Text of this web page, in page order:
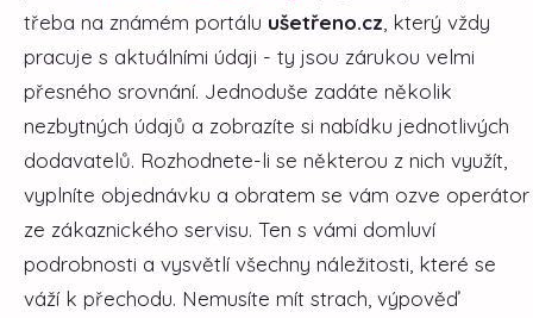
třeba na známém portálu ušetřeno.cz , který vždy
pracuje s aktuálními údaji - ty jsou zárukou velmi
přesného srovnání. Jednoduše zadáte několik
nezbytných údajů a zobrazíte si nabídku jednotlivých
dodavatelů. Rozhodnete-li se některou z nich využít,
vyplníte objednávku a obratem se vám ozve operátor
ze zákaznického servisu. Ten s vámi domluví
podrobnosti a vysvětlí všechny náležitosti, které se
váží k přechodu. Nemusíte mít strach, výpověď